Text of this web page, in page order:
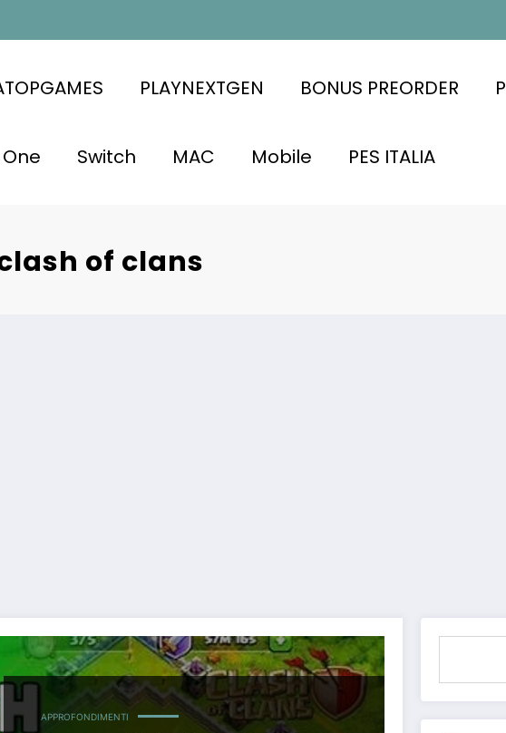
PLAYNEXTGEN BONUS PREORDER
Switch MAC Mobile PES ITALIA
of clans
APPROFONDIMENTI